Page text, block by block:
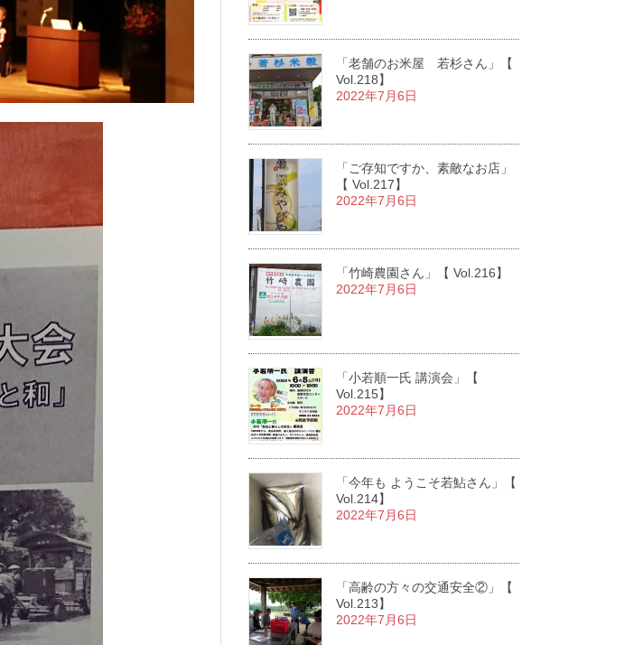
「老舗のお米屋 若杉さん」【
Vol.218】
2022年7月6日
「ご存知ですか、素敵なお店」
【 Vol.217】
2022年7月6日
「竹崎農園さん」【 Vol.216】
2022年7月6日
「小若順一氏 講演会」【
Vol.215】
2022年7月6日
「今年も ようこそ若鮎さん」【
Vol.214】
2022年7月6日
「高齢の方々の交通安全②」【
Vol.213】
2022年7月6日